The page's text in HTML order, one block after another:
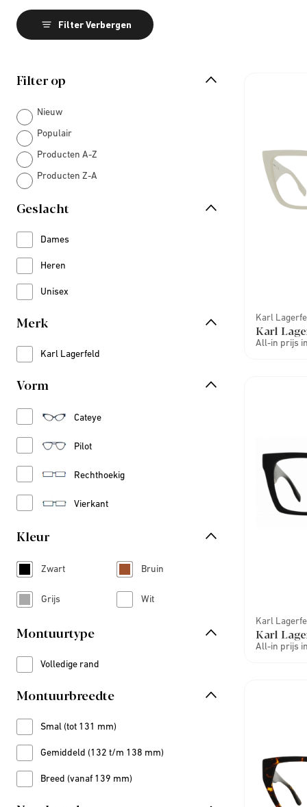
Filter Verbergen
Filter op
Nieuw
Populair
Producten A-Z
Producten Z-A
Geslacht
Dames
Refine by Geslacht: Dames
Heren
Refine by Geslacht: Heren
Unisex
Refine by Geslacht: Unisex
Merk
Karl Lagerfeld
Refine by Merk: Karl Lagerfeld
Vorm
Cateye
Refine by Vorm: Cateye
Pilot
Refine by Vorm: Pilot
Rechthoekig
Refine by Vorm: Rechthoekig
Vierkant
Refine by Vorm: Vierkant
Kleur
Zwart
Refine by Kleur: Zwart
Bruin
Refine by Kleur: Bruin
Grijs
Refine by Kleur: Grijs
Wit
Refine by Kleur: Wit
Montuurtype
Volledige rand
Refine by Montuurtype: Volledige rand
Montuurbreedte
Smal (tot 131 mm)
Refine by Montuurbreedte: Smal (tot 131 mm)
Gemiddeld (132 t/m 138 mm)
Refine by Montuurbreedte: Gemiddeld (132 t/m 138 mm)
Breed (vanaf 139 mm)
Refine by Montuurbreedte: Breed (vanaf 139 mm)
Karl
Karl
All-in prijs
Karl
Karl
All-in prijs